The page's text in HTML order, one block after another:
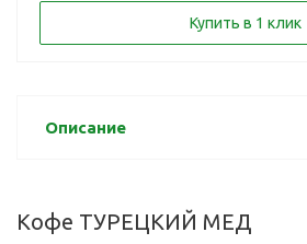
Купить в 1 клик
Описание
Кофе ТУРЕЦКИЙ МЕД